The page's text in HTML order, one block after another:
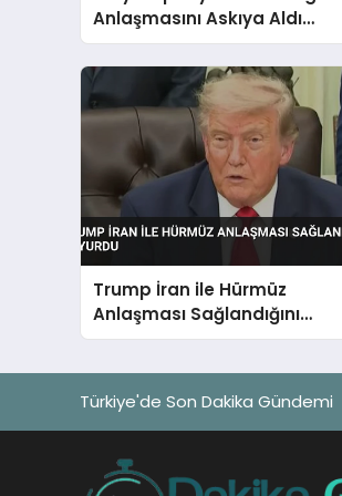
Anlaşmasını Askıya Aldı
Göçmen Akını Sonrası
Trump İran ile Hürmüz
Anlaşması Sağlandığını
Duyurdu
Türkiye'de Son Dakika Gündemi